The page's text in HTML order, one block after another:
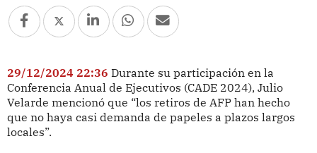
29/12/2024 22:36 Durante su participación en la
Conferencia Anual de Ejecutivos (CADE 2024), Julio
Velarde mencionó que “los retiros de AFP han hecho
que no haya casi demanda de papeles a plazos largos
locales”.